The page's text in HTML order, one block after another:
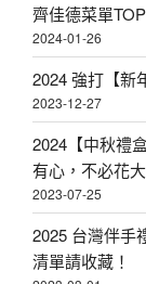
齊佳德菜單
2024-01-26
2024 強打【新
2023-12-27
2024【中秋禮
有心，不必花大
2023-07-25
2025 台灣伴手
清單請收藏！